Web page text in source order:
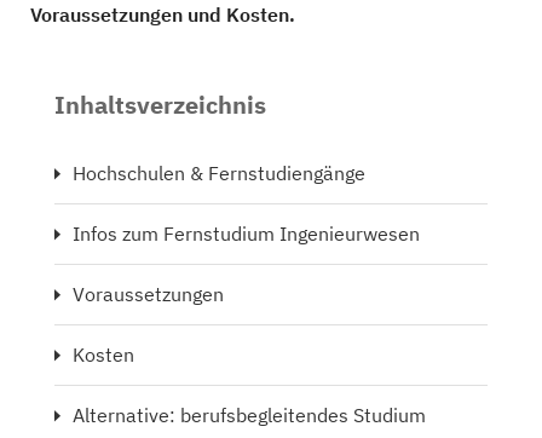
Voraussetzungen und Kosten.
Inhaltsverzeichnis
Hochschulen & Fernstudiengänge
Infos zum Fernstudium Ingenieurwesen
Voraussetzungen
Kosten
Alternative: berufsbegleitendes Studium